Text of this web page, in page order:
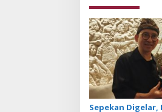
n
a
v
i
a
t
Sepekan Digelar,